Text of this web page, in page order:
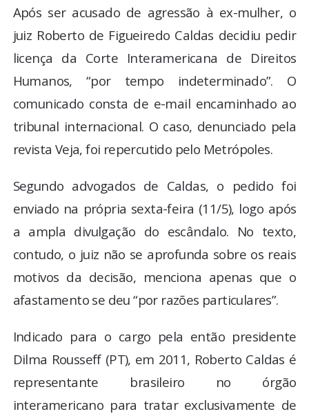
FOTOS
COLUNISTAS
Após ser acusado de agressão à ex-mulher, o
juiz Roberto de Figueiredo Caldas decidiu pedir
licença da Corte Interamericana de Direitos
Humanos, “por tempo indeterminado”. O
comunicado consta de e-mail encaminhado ao
tribunal internacional. O caso, denunciado pela
revista Veja, foi repercutido pelo Metrópoles.
Segundo advogados de Caldas, o pedido foi
enviado na própria sexta-feira (11/5), logo após
a ampla divulgação do escândalo. No texto,
contudo, o juiz não se aprofunda sobre os reais
motivos da decisão, menciona apenas que o
afastamento se deu “por razões particulares”.
Indicado para o cargo pela então presidente
Dilma Rousseff (PT), em 2011, Roberto Caldas é
representante brasileiro no órgão
interamericano para tratar exclusivamente de